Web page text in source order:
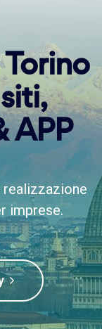
APP
imprese.